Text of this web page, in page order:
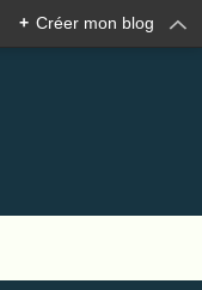
+ Créer mon blog